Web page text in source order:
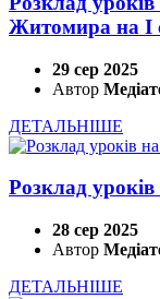
Житомира на І
29 сер 2025
Автор
ДЕТАЛЬНІШЕ
Розклад
28 сер 2025
Автор
ДЕТАЛЬНІШЕ